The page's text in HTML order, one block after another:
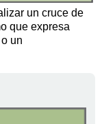
un cruce de
que expresa
un